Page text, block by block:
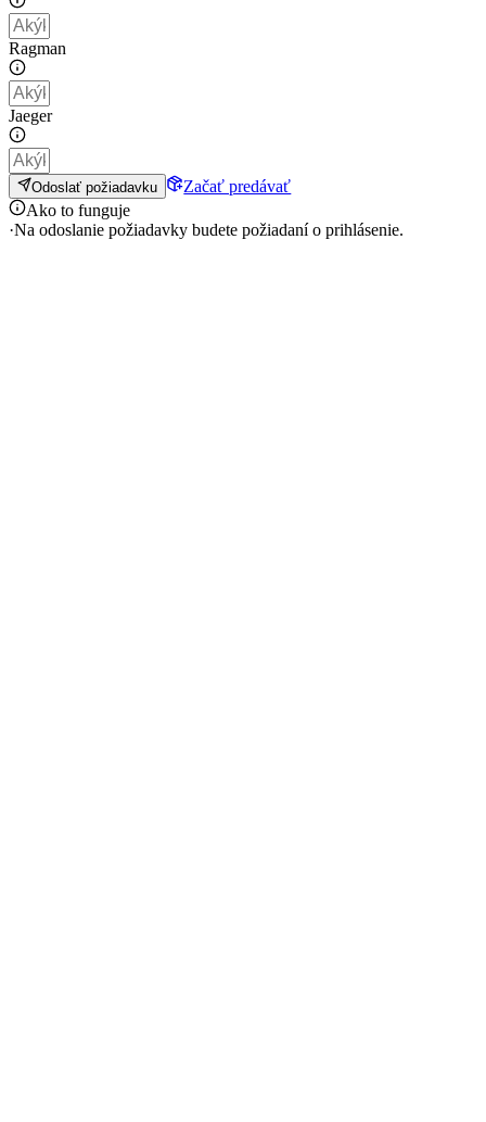
Ragman
Jaeger
Odoslať požiadavku
Začať predávať
Ako to funguje
·Na odoslanie požiadavky budete požiadaní o prihlásenie.